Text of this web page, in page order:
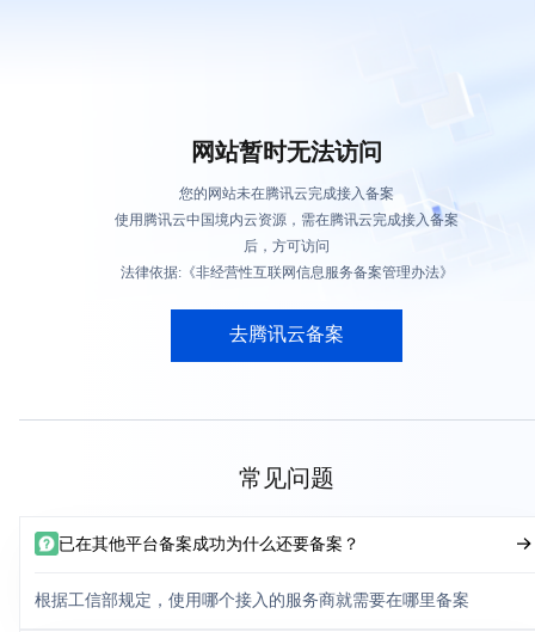
网站暂时无法访问
您的网站未在腾讯云完成接入备案
使用腾讯云中国境内云资源，需在腾讯云完成接入备案
后，方可访问
法律依据:《非经营性互联网信息服务备案管理办法》
去腾讯云备案
常见问题
已在其他平台备案成功为什么还要备案？
根据工信部规定，使用哪个接入的服务商就需要在哪里备案